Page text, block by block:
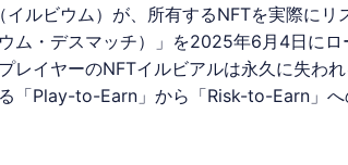
（イルビウム）が、所有するNFTを実際にリ
ム ・デスマッチ）」を2025年6月4日に
レイヤーのNFTイルビアルは永久に失わ
「Play-to-Earn」から「Risk-to-Earn」